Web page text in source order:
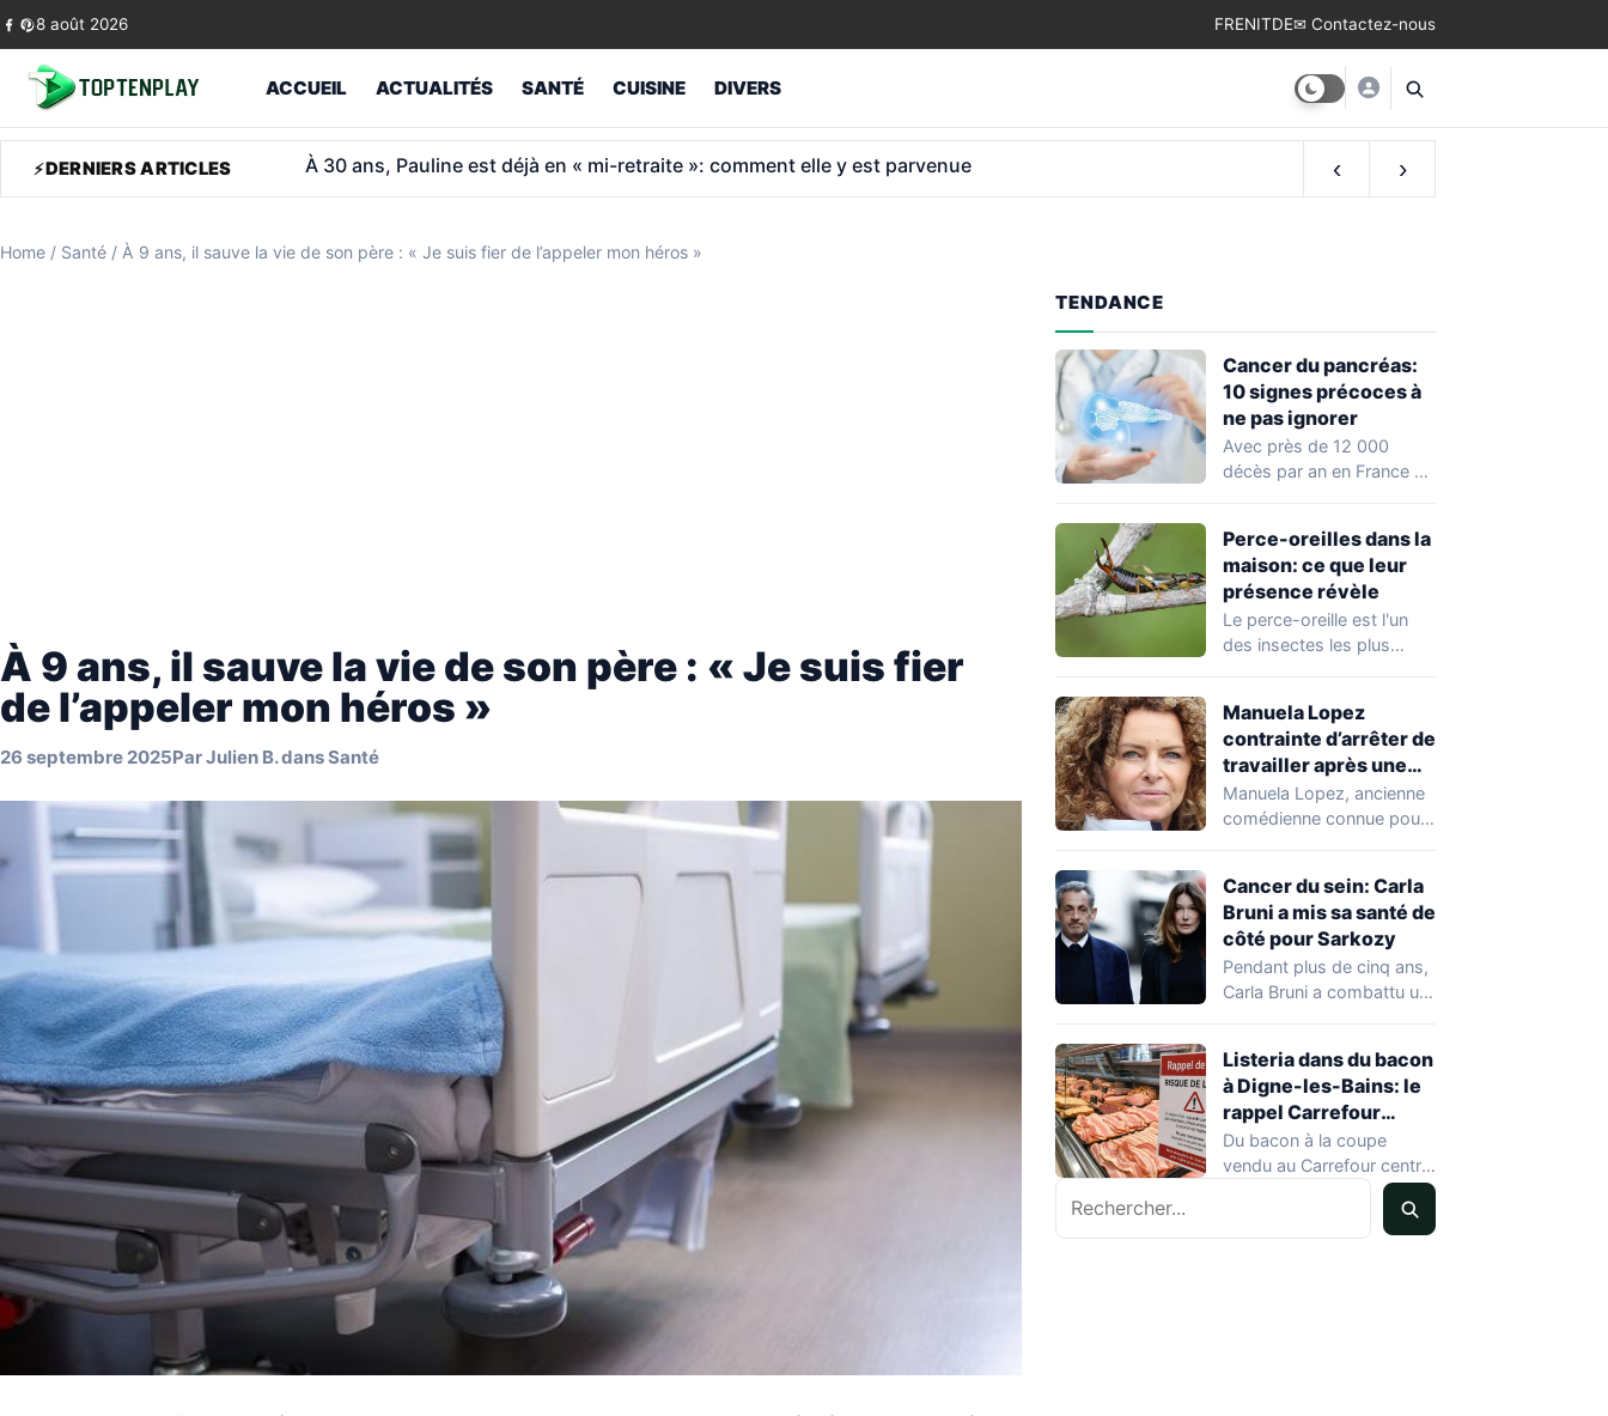
Skip to content
8 août 2026 FRENITDE✉ Contactez-nous
ACCUEIL ACTUALITÉS SANTÉ CUISINE DIVERS
DERNIERS ARTICLES Lio dévoile une pension de 980 € après 40 ans de carrière ‹ ›
Home / Santé / À 9 ans, il sauve la vie de son père : « Je suis fier de l’appeler mon héros »
À 9 ans, il sauve la vie de son père : « Je suis fier
de l’appeler mon héros »
26 septembre 2025ParJulien B.dansSanté
TENDANCE
Cancer du pancréas:
10 signes précoces à
ne pas ignorer
Avec près de 12 000
décès par an en France et
Perce-oreilles dans la
maison: ce que leur
présence révèle
Le perce-oreille est l'un
des insectes les plus
Manuela Lopez
contrainte d’arrêter de
travailler après une
rechute cardiaque
Manuela Lopez, ancienne
comédienne connue pour
Cancer du sein: Carla
Bruni a mis sa santé de
côté pour Sarkozy
Pendant plus de cinq ans,
Carla Bruni a combattu un
Listeria dans du bacon
à Digne-les-Bains: le
rappel Carrefour
expliqué
Du bacon à la coupe
vendu au Carrefour centre
de Digne-les-Bains
Provence) fait l'objet…